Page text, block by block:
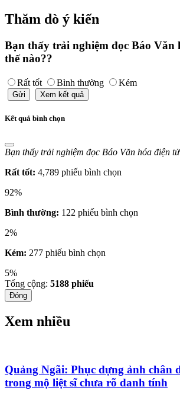
Thăm dò ý kiến
Bạn thấy trải nghiệm đọc Báo Văn
thế nào??
Rất tốt Bình thường Kém
Gửi Xem kết quả
Kết quả bình chọn
Bạn thấy trải nghiệm đọc Báo Văn hóa điện
Rất tốt: 4,789 phiếu bình chọn
92%
Bình thường: 122 phiếu bình chọn
2%
Kém: 277 phiếu bình chọn
5%
Tổng cộng: 5188 phiếu
Đóng
Xem nhiều
Quảng Ngãi: Phục dựng ảnh chân
trong mộ liệt sĩ chưa rõ danh tính